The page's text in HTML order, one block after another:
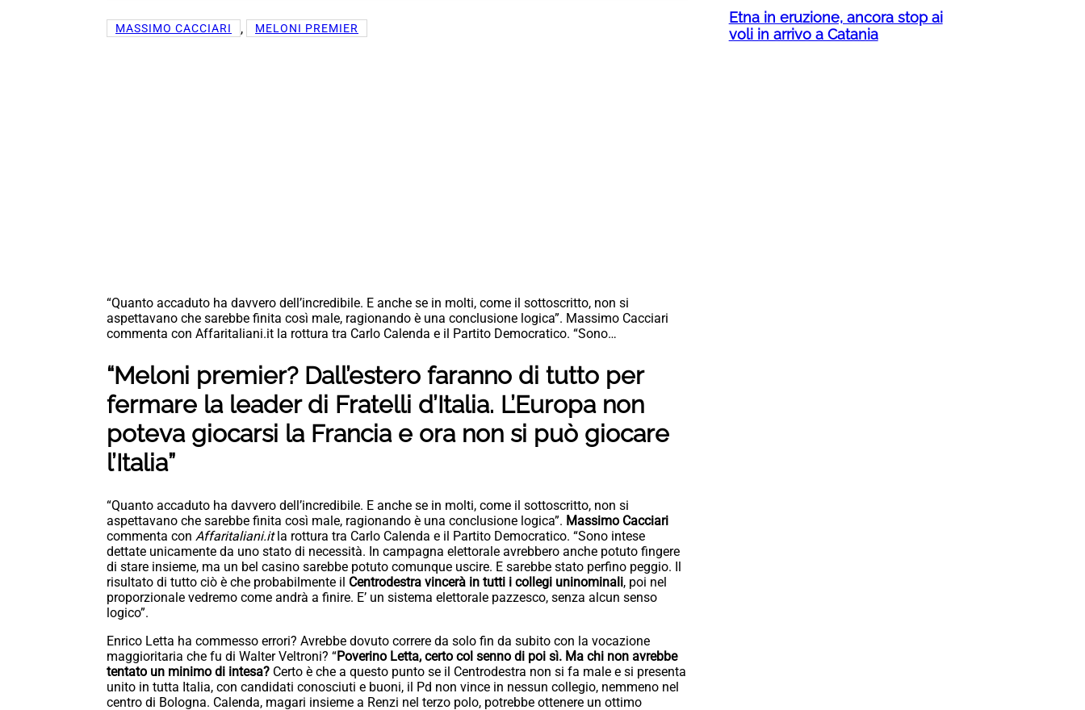
MASSIMO CACCIARI , MELONI PREMIER
“Quanto accaduto ha davvero dell’incredibile. E anche se in molti, come il sottoscritto, non si
aspettavano che sarebbe finita così male, ragionando è una conclusione logica”. Massimo Cacciari
commenta con Affaritaliani.it la rottura tra Carlo Calenda e il Partito Democratico. “Sono…
“Meloni premier? Dall’estero faranno di tutto per
fermare la leader di Fratelli d’Italia. L’Europa non
poteva giocarsi la Francia e ora non si può giocare
l’Italia”
“Quanto accaduto ha davvero dell’incredibile. E anche se in molti, come il sottoscritto, non si
aspettavano che sarebbe finita così male, ragionando è una conclusione logica”. Massimo Cacciari
commenta con Affaritaliani.itla rottura tra Carlo Calenda e il Partito Democratico. “Sono intese
dettate unicamente da uno stato di necessità. In campagna elettorale avrebbero anche potuto fingere
di stare insieme, ma un bel casino sarebbe potuto comunque uscire. E sarebbe stato perfino peggio. Il
risultato di tutto ciò è che probabilmente il Centrodestra vincerà in tutti i collegi uninominali, poi nel
proporzionale vedremo come andrà a finire. E’ un sistema elettorale pazzesco, senza alcun senso
logico”.
Enrico Letta ha commesso errori? Avrebbe dovuto correre da solo fin da subito con la vocazione
maggioritaria che fu di Walter Veltroni? “Poverino Letta, certo col senno di poi sì. Ma chi non avrebbe
tentato un minimo di intesa? Certo è che a questo punto se il Centrodestra non si fa male e si presenta
unito in tutta Italia, con candidati conosciuti e buoni, il Pd non vince in nessun collegio, nemmeno nel
centro di Bologna. Calenda, magari insieme a Renzi nel terzo polo, potrebbe ottenere un ottimo
Etna in eruzione, ancora stop ai
voli in arrivo a Catania